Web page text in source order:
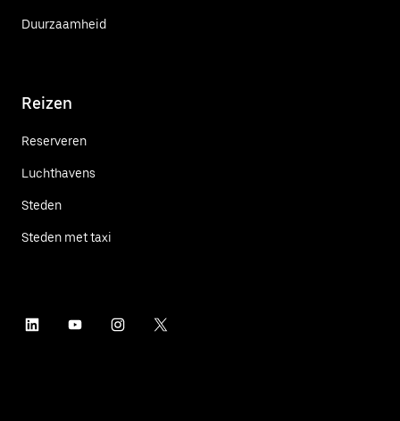
Duurzaamheid
Reizen
Reserveren
Luchthavens
Steden
Steden met taxi